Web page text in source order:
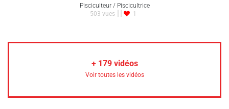
Pisciculteur / Piscicultrice
503 vues
1
+ 179vidéos
Voir toutes les vidéos